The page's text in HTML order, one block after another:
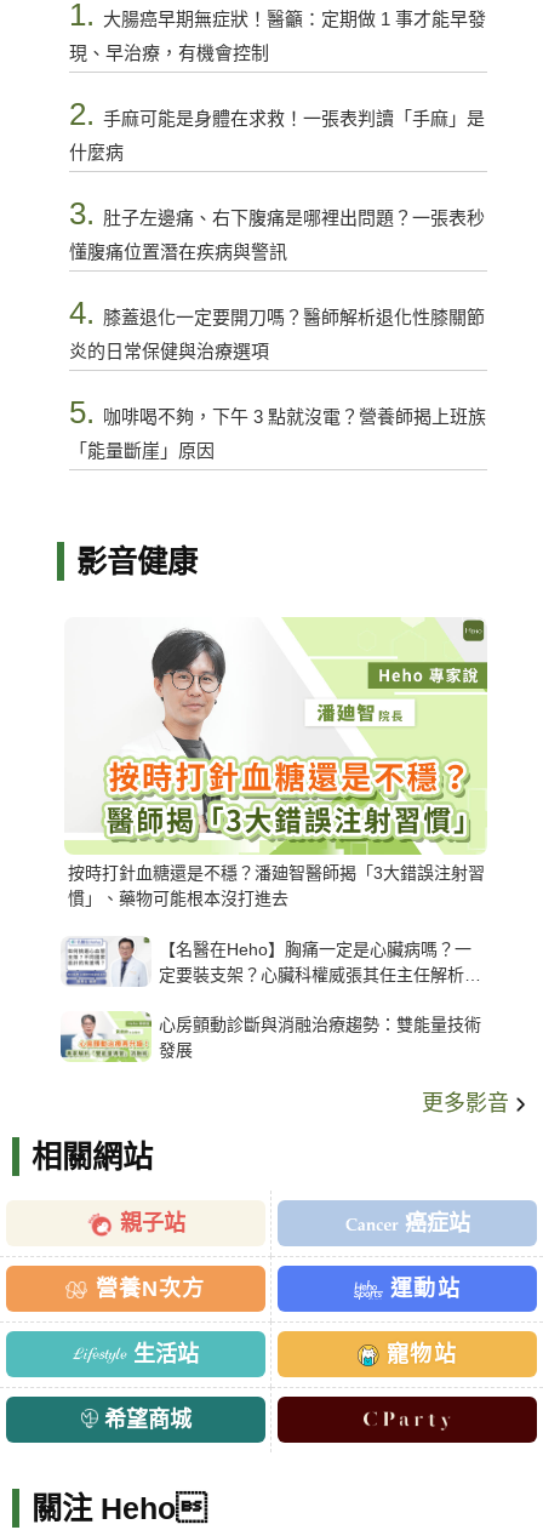
1. 大腸癌早期無症狀！醫籲：定期做 1 事才能早發
現、早治療，有機會控制
2. 手麻可能是身體在求救！一張表判讀「手麻」是
什麼病
3. 肚子左邊痛、右下腹痛是哪裡出問題？一張表秒
懂腹痛位置潛在疾病與警訊
4. 膝蓋退化一定要開刀嗎？醫師解析退化性膝關節
炎的日常保健與治療選項
5.
咖啡喝不夠，下午 3 點就沒電？營養師揭上班族
「能量斷崖」原因
影音健康
按時打針血糖還是不穩？潘廸智醫師揭「3大錯誤注射習
慣」、藥物可能根本沒打進去
【名醫在Heho】胸痛一定是心臟病嗎？一
定要裝支架？心臟科權威張其任主任解析支
心房顫動診斷與消融治療趨勢：雙能量技術
發展
更多影音
相關網站
親子站 癌症站
營養N次方 運動站
生活站 寵物站
希望商城
關注 Heho